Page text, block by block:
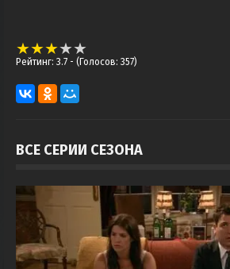
Рейтинг: 3.7 - (Голосов: 357)
ВСЕ СЕРИИ СЕЗОНА